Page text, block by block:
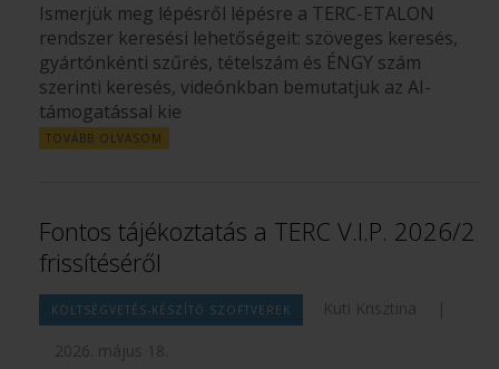
Ismerjük meg lépésről lépésre a TERC-ETALON
rendszer keresési lehetőségeit: szöveges keresés,
gyártónkénti szűrés, tételszám és ÉNGY szám
szerinti keresés, videónkban bemutatjuk az AI-
támogatással kie
TOVÁBB OLVASOM
Fontos tájékoztatás a TERC V.I.P. 2026/2
frissítéséről
KÖLTSÉGVETÉS-KÉSZÍTŐ SZOFTVEREK Kuti Krisztina
|
2026. május 18.